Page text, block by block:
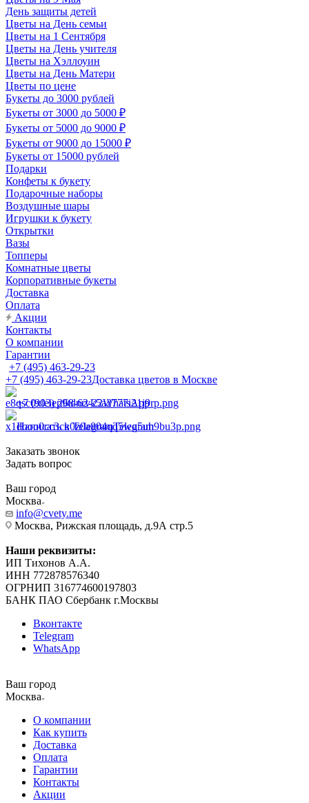
День защиты детей
Цветы на День семьи
Цветы на 1 Сентября
Цветы на День учителя
Цветы на Хэллоуин
Цветы на День Матери
Цветы по цене
Букеты до 3000 рублей
Букеты от 3000 до 5000 ₽
Букеты от 5000 до 9000 ₽
Букеты от 9000 до 15000 ₽
Букеты от 15000 рублей
Подарки
Конфеты к букету
Подарочные наборы
Воздушные шары
Игрушки к букету
Открытки
Вазы
Топперы
Комнатные цветы
Корпоративные букеты
Доставка
Оплата
Акции
Контакты
О компании
Гарантии
+7 (495) 463-29-23
+7 (495) 463-29-23Доставка цветов в Москве
+7 (903) 268-62-22WhatsApp
Написать в TelegramTelegram
Заказать звонок
Задать вопрос
Ваш город
Москва
info@cvety.me
Москва, Рижская площадь, д.9А стр.5
Наши реквизиты:
ИП Тихонов А.А.
ИНН 772878576340
ОГРНИП 316774600197803
БАНК ПАО Сбербанк г.Москвы
Вконтакте
Telegram
WhatsApp
Ваш город
Москва
О компании
Как купить
Доставка
Оплата
Гарантии
Контакты
Акции